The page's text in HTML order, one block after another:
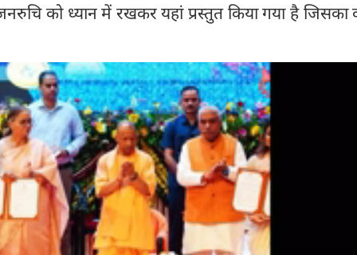
को ध्यान में रखकर यहां प्रस्तुत किया गया है जिसका